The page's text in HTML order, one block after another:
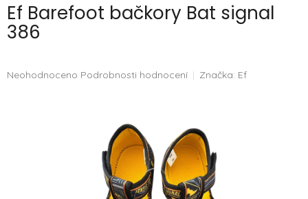
Ef Barefoot bačkory Bat signal
386
Průměrné
Neohodnoceno Podrobnosti hodnocení Značka: Ef